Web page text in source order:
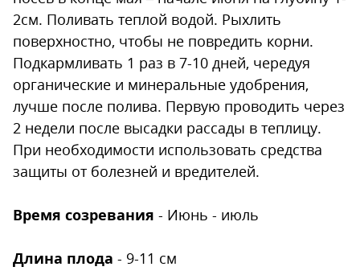
2см. Поливать теплой водой. Рыхлить
поверхностно, чтобы не повредить корни.
Подкармливать 1 раз в 7-10 дней, чередуя
органические и минеральные удобрения,
лучше после полива. Первую проводить через
2 недели после высадки рассады в теплицу.
При необходимости использовать средства
защиты от болезней и вредителей.
Время созревания - Июнь - июль
Длина плода - 9-11 см